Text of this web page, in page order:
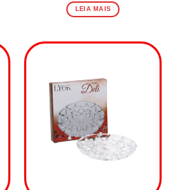
LEIA MAIS